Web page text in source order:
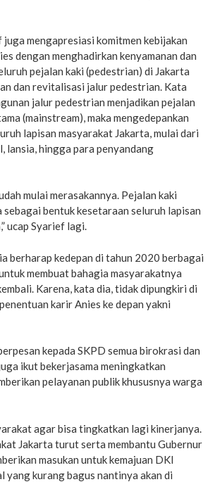
mengapresiasi komitmen kebijakan
dengan menghadirkan kenyamanan dan
pejalan kaki (pedestrian) di Jakarta
dan revitalisasi jalur pedestrian. Kata
jalur pedestrian menjadikan pejalan
(mainstream), maka mengedepankan
lapisan masyarakat Jakarta, mulai dari
lansia, hingga para penyandang
mulai merasakannya. Pejalan kaki
sebagai bentuk kesetaraan seluruh lapisan
ucap Syarief lagi.
berharap kedepan di tahun 2020 berbagai
membuat bahagia masyarakatnya
Karena, kata dia, tidak dipungkiri di
karir Anies ke depan yakni
kepada SKPD semua birokrasi dan
ikut bekerjasama meningkatkan
pelayanan publik khususnya warga
agar bisa tingkatkan lagi kinerjanya.
Jakarta turut serta membantu Gubernur
masukan untuk kemajuan DKI
yang kurang bagus nantinya akan di